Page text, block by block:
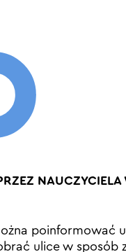
poinformować
ulice w sposób